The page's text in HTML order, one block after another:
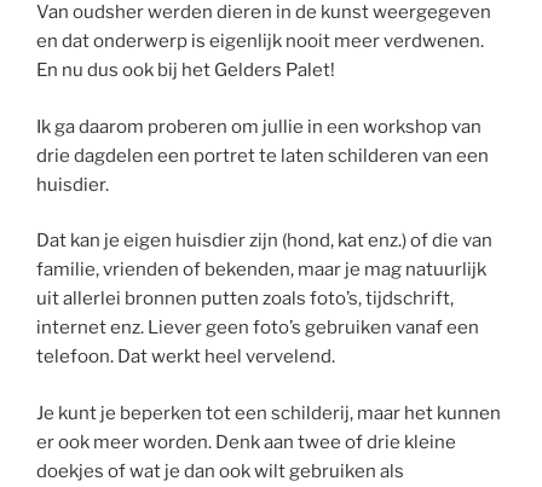
Van oudsher werden dieren in de kunst weergegeven
en dat onderwerp is eigenlijk nooit meer verdwenen.
En nu dus ook bij het Gelders Palet!
Ik ga daarom proberen om jullie in een workshop van
drie dagdelen een portret te laten schilderen van een
huisdier.
Dat kan je eigen huisdier zijn (hond, kat enz.) of die van
familie, vrienden of bekenden, maar je mag natuurlijk
uit allerlei bronnen putten zoals foto’s, tijdschrift,
internet enz. Liever geen foto’s gebruiken vanaf een
telefoon. Dat werkt heel vervelend.
Je kunt je beperken tot een schilderij, maar het kunnen
er ook meer worden. Denk aan twee of drie kleine
doekjes of wat je dan ook wilt gebruiken als